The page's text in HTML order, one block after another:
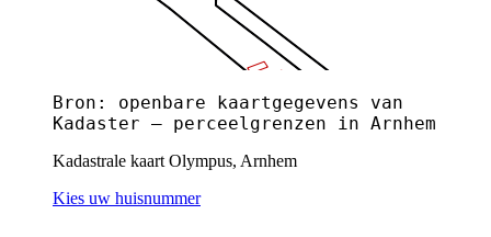
Bron: openbare kaartgegevens van
Kadaster — perceelgrenzen in Arnhem
Kadastrale kaart Olympus, Arnhem
Kies uw huisnummer